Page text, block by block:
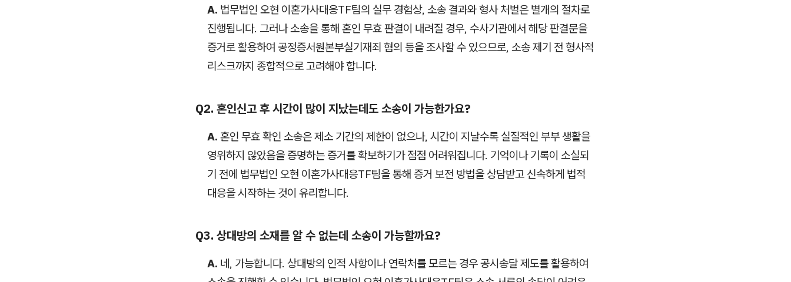
A. 법무법인 오현 이혼가사대응TF팀의 실무 경험상, 소송 결과와 형사 처벌은 별개의 절차로
진행됩니다. 그러나 소송을 통해 혼인 무효 판결이 내려질 경우, 수사기관에서 해당 판결문을
증거로 활용하여 공정증서원본부실기재죄 혐의 등을 조사할 수 있으므로, 소송 제기 전 형사적
리스크까지 종합적으로 고려해야 합니다.
Q2. 혼인신고 후 시간이 많이 지났는데도 소송이 가능한가요?
A. 혼인 무효 확인 소송은 제소 기간의 제한이 없으나, 시간이 지날수록 실질적인 부부 생활을
영위하지 않았음을 증명하는 증거를 확보하기가 점점 어려워집니다. 기억이나 기록이 소실되
기 전에 법무법인 오현 이혼가사대응TF팀을 통해 증거 보전 방법을 상담받고 신속하게 법적
대응을 시작하는 것이 유리합니다.
Q3. 상대방의 소재를 알 수 없는데 소송이 가능할까요?
A. 네, 가능합니다. 상대방의 인적 사항이나 연락처를 모르는 경우 공시송달 제도를 활용하여